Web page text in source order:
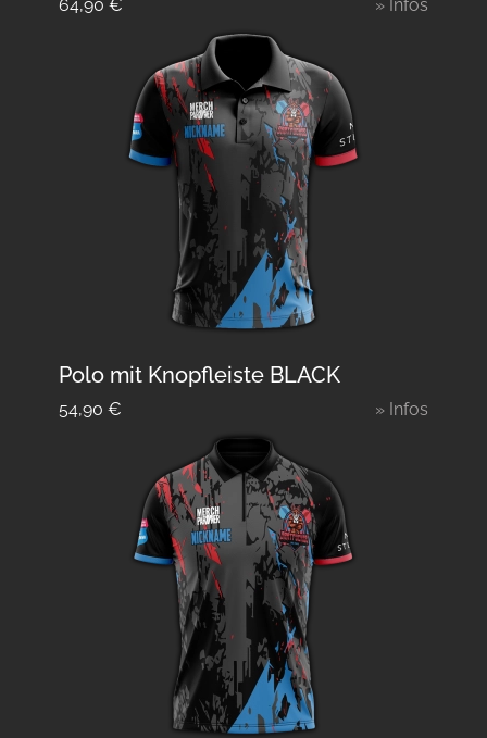
64,90 € » Infos
Polo mit Knopfleiste BLACK
54,90 € » Infos